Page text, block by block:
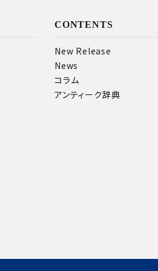
CONTENTS
New Release
News
コラム
アンティーク辞典